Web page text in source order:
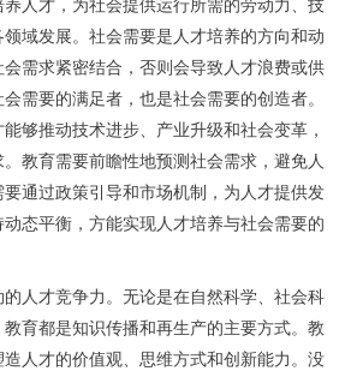
人才，为社会提供运行所需的劳动力、技
域发展。社会需要是人才培养的方向和动
需求紧密结合，否则会导致人才浪费或供
需要的满足者，也是社会需要的创造者。
够推动技术进步、产业升级和社会变革，
教育需要前瞻性地预测社会需求，避免人
通过政策引导和市场机制，为人才提供发
态平衡，方能实现人才培养与社会需要的
才竞争力。无论是在自然科学、社会科
育都是知识传播和再生产的主要方式。教
人才的价值观、思维方式和创新能力。没